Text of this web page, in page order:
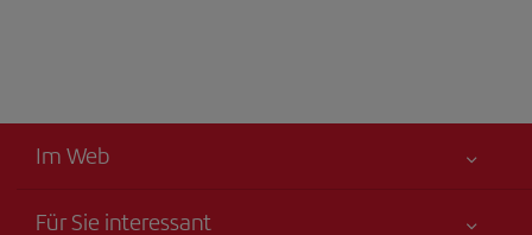
Im Web
Für Sie interessant